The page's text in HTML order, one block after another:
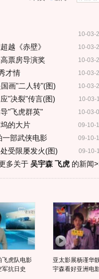
10-03-
10-03-
越《赤壁》
10-03-
票房导演奖
10-03-
才情
10-03-
画"二人转"(图)
10-03-
"决裂"传言(图)
10-03-
"飞虎群英"
09-10-
的大片
09-10-
一部武侠电影
09-10-
受限屡发火(图)
多关于 吴宇森 飞虎的新闻
飞虎队电影
抗日史
亚太影展杨谨华
宇森看好亚洲电